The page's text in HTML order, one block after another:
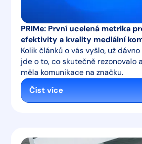
PRIMe: První ucelená metrika
efektivity a kvality mediální
Kolik článků o vás vyšlo, už
jde o to, co skutečně rezonovalo
měla komunikace na značku.
Číst více